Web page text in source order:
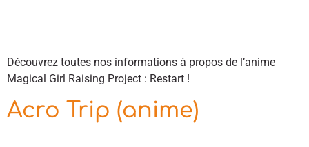
Découvrez toutes nos informations à propos de l’anime
Magical Girl Raising Project : Restart !
Acro Trip (anime)